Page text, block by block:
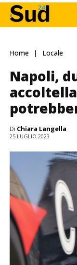
Home Locale
Napoli,
Di Chiara Langella
25 LUGLIO 2023